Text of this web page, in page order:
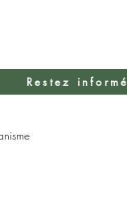
Restez informé